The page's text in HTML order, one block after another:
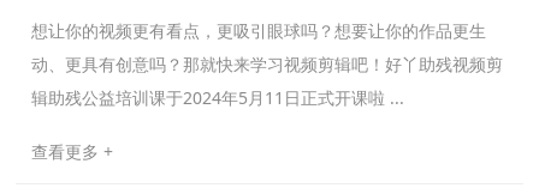
想让你的视频更有看点，更吸引眼球吗？想要让你的作品更生
动、更具有创意吗？那就快来学习视频剪辑吧！好丫助残视频剪
辑助残公益培训课于2024年5月11日正式开课啦 ...
查看更多 +